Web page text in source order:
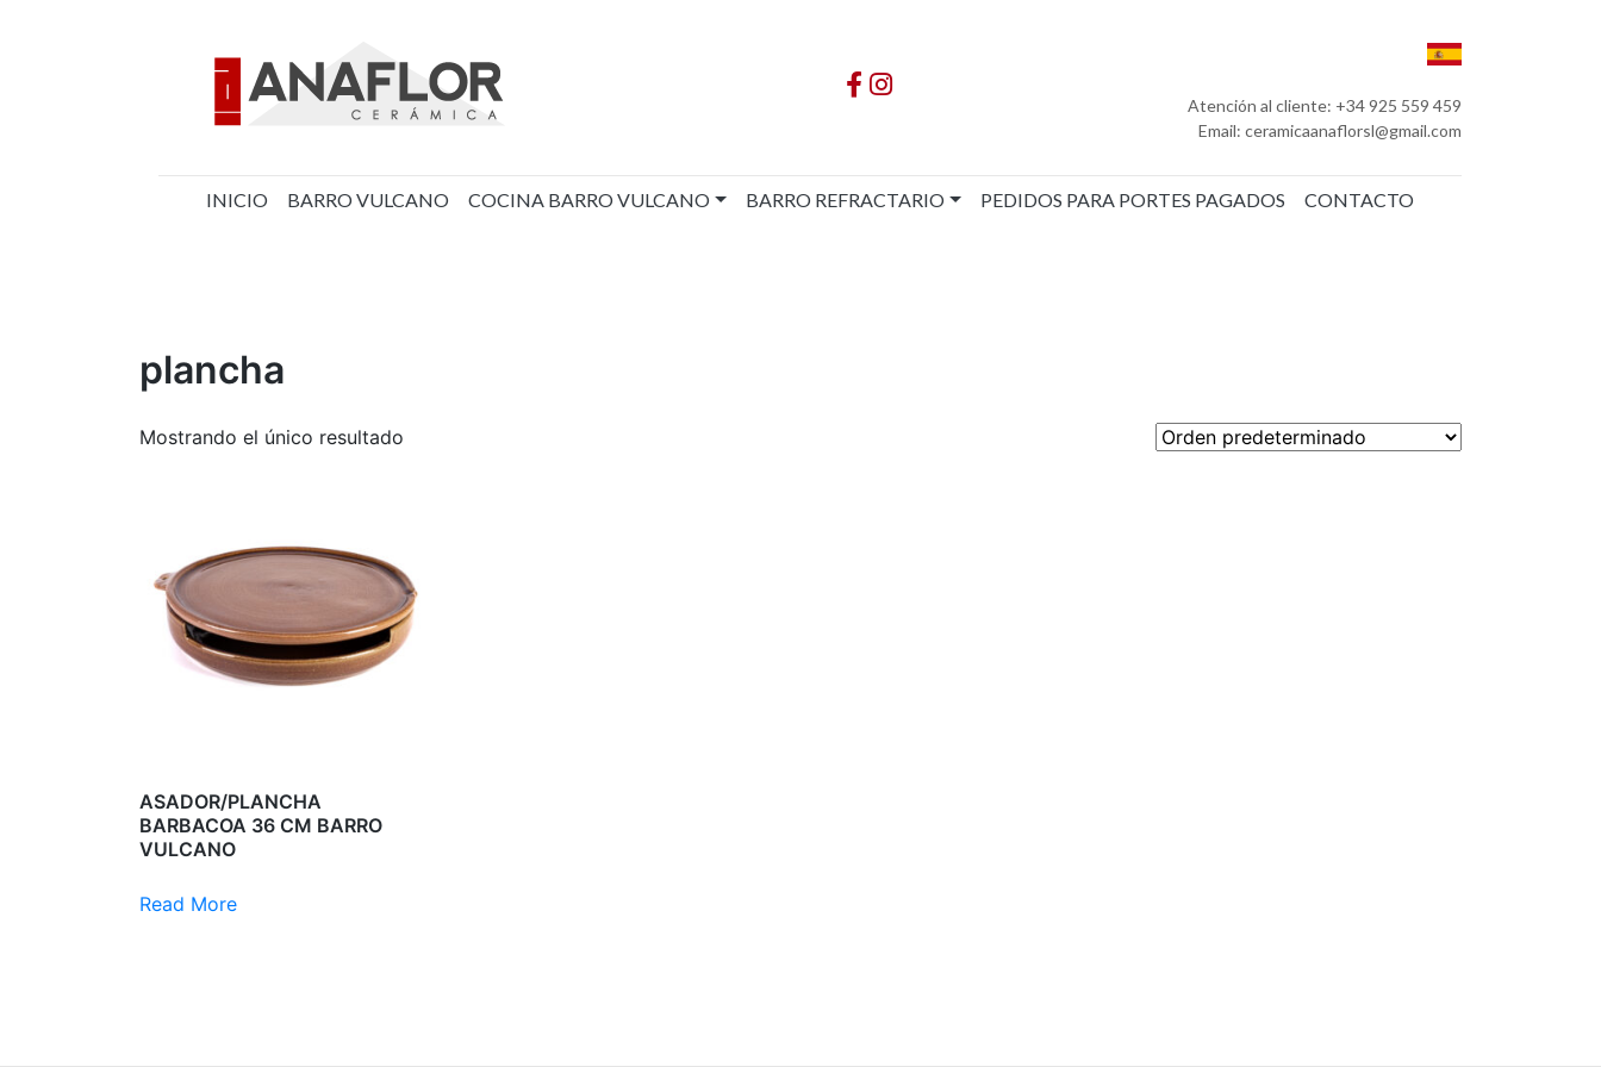
Atención al cliente: +34 925 559 459
Email: ceramicaanaflorsl@gmail.com
Cerámica Anaflor
INICIO BARRO VULCANO COCINA BARRO VULCANO BARRO REFRACTARIO PEDIDOS PARA PORTES PAGADOS CONTACTO
plancha
Mostrando el único resultado
ASADOR/PLANCHA
BARBACOA 36 CM BARRO
VULCANO
Read More